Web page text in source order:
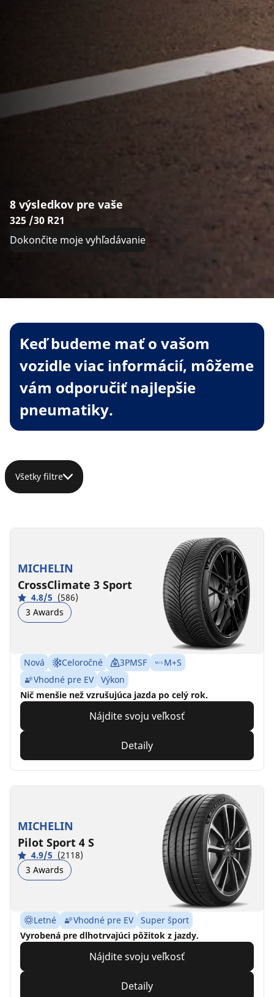
8 výsledkov pre vaše
325 /30 R21
Dokončite moje vyhľadávanie
Keď budeme mať o vašom
vozidle viac informácií, môžeme
vám odporučiť najlepšie
pneumatiky.
Všetky filtre
MICHELIN
CrossClimate 3 Sport
4.8/5 (586)
3 Awards
Nová Celoročné 3PMSF
M+S
Vhodné pre EV
Výkon
Nič menšie než vzrušujúca jazda po celý rok.
Nájdite svoju veľkosť
Detaily
MICHELIN
Pilot Sport 4 S
4.9/5 (2118)
3 Awards
Letné Vhodné pre EV
Super šport
Vyrobená pre dlhotrvajúci pôžitok z jazdy.
Nájdite svoju veľkosť
Detaily